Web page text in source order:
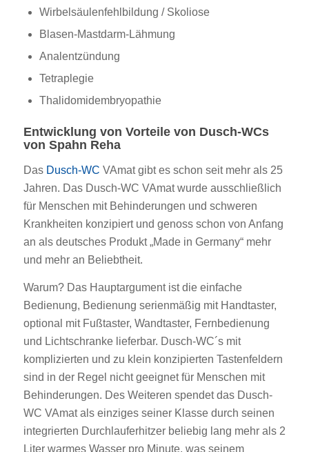
Wirbelsäulenfehlbildung / Skoliose
Blasen-Mastdarm-Lähmung
Analentzündung
Tetraplegie
Thalidomidembryopathie
Entwicklung von Vorteile von Dusch-WCs
von Spahn Reha
Das Dusch-WC VAmat gibt es schon seit mehr als 25
Jahren. Das Dusch-WC VAmat wurde ausschließlich
für Menschen mit Behinderungen und schweren
Krankheiten konzipiert und genoss schon von Anfang
an als deutsches Produkt „Made in Germany“ mehr
und mehr an Beliebtheit.
Warum? Das Hauptargument ist die einfache
Bedienung, Bedienung serienmäßig mit Handtaster,
optional mit Fußtaster, Wandtaster, Fernbedienung
und Lichtschranke lieferbar. Dusch-WC´s mit
komplizierten und zu klein konzipierten Tastenfeldern
sind in der Regel nicht geeignet für Menschen mit
Behinderungen. Des Weiteren spendet das Dusch-
WC VAmat als einziges seiner Klasse durch seinen
integrierten Durchlauferhitzer beliebig lang mehr als 2
Liter warmes Wasser pro Minute, was seinem